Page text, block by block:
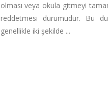
olması veya okula gitmeyi
reddetmesi durumudur. Bu
genellikle iki şekilde ...